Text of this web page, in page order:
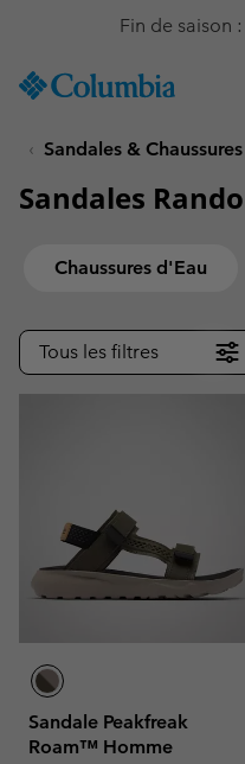
TO
SKIP
MAIN
SKIP
Remise de
Sandales &
Sandales
Chaussures d'Eau
Tous les filtres
Sandale Peakfreak
Roam™ Homme